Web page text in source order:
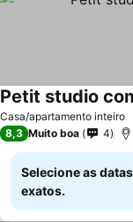
Casa/apartamento inteiro
Petit studio
8,3 Muito boa 4
Selecione as
exatos.